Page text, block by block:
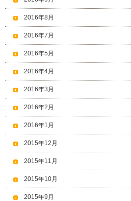
2016年8月
2016年7月
2016年5月
2016年4月
2016年3月
2016年2月
2016年1月
2015年12月
2015年11月
2015年10月
2015年9月